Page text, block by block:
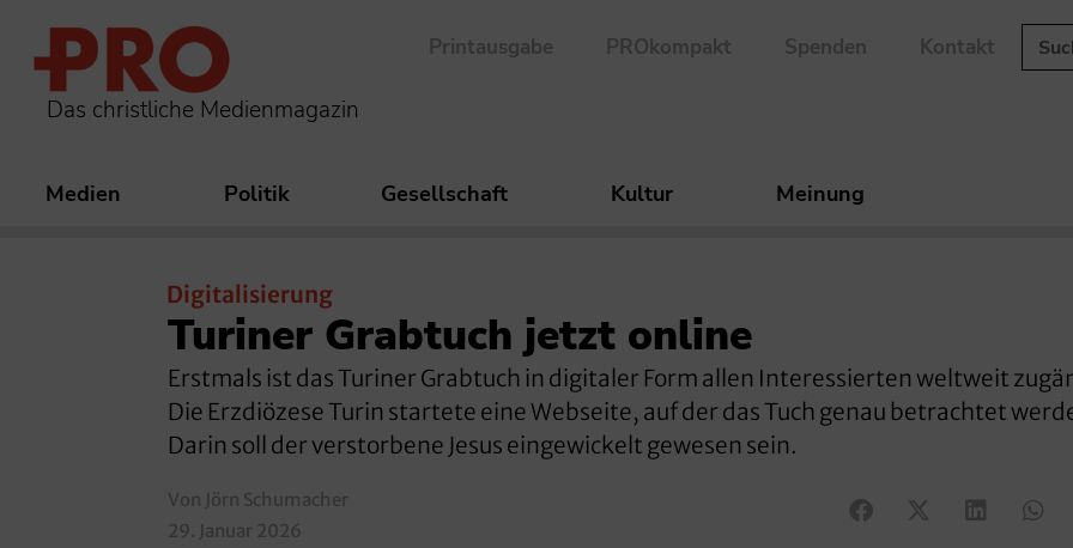
Das christliche Medienmagazin
Printausgabe PROkompakt Spenden Kontakt
Medien Politik Gesellschaft Kultur Meinung
Digitalisierung
Turiner Grabtuch jetzt online
Erstmals ist das Turiner Grabtuch in digitaler Form allen Interessierten weltweit
Die Erzdiözese Turin startete eine Webseite, auf der das Tuch genau betrachtet
Darin soll der verstorbene Jesus eingewickelt gewesen sein.
Von Jörn Schumacher
29. Januar 2026